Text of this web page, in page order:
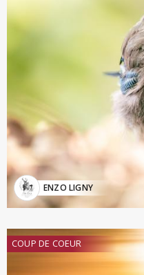
ENZO LIGNY
COUP DE COEUR